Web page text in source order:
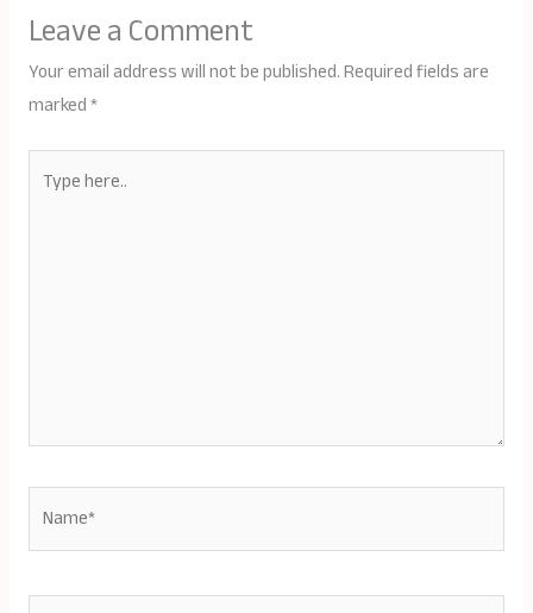
Leave a Comment
Your email address will not be published.Required fields are
marked*
here..